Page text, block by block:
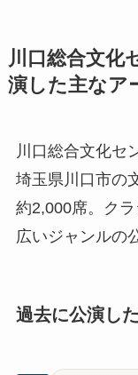
川口総合文化
演した主なア
川口総合文化セ
埼玉県川口市の
約2,000席。ク
広いジャンルの
過去に公演し